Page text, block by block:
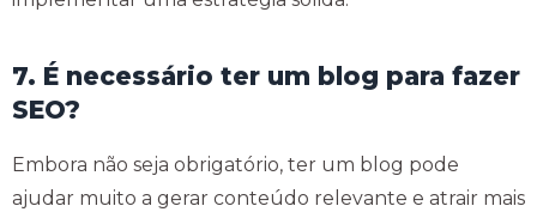
7. É necessário ter um blog para fazer
SEO?
Embora não seja obrigatório, ter um blog pode
ajudar muito a gerar conteúdo relevante e atrair mais